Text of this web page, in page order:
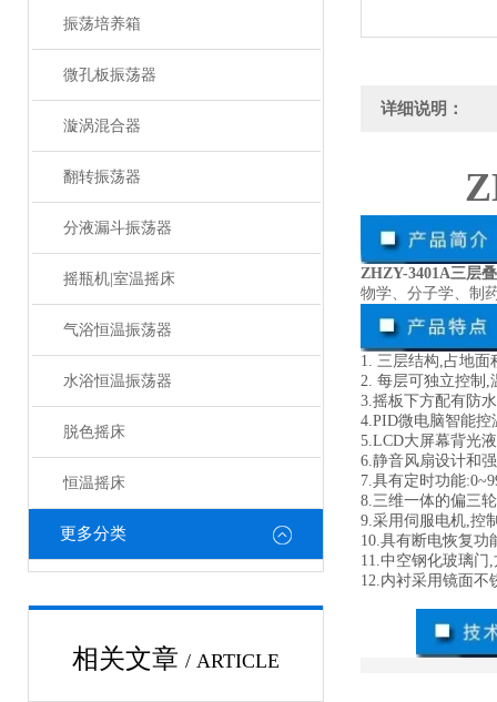
振荡培养箱
微孔板振荡器
漩涡混合器
翻转振荡器
分液漏斗振荡器
摇瓶机|室温摇床
气浴恒温振荡器
水浴恒温振荡器
脱色摇床
恒温摇床
更多分类
相关文章 / ARTICLE
详细说明：
ZHZY-3401A三层
物学、分子学、制
1. 三层结构,占地面
2. 每层可独立控制,
3.摇板下方配有防
4.PID微电脑智能控
5.LCD大屏幕背光
6.静音风扇设计和
7.具有定时功能
8.三维一体的偏三
9.采用伺服电机,控
10.具有断电恢复功
11.中空钢化玻璃
12.内衬采用镜面不